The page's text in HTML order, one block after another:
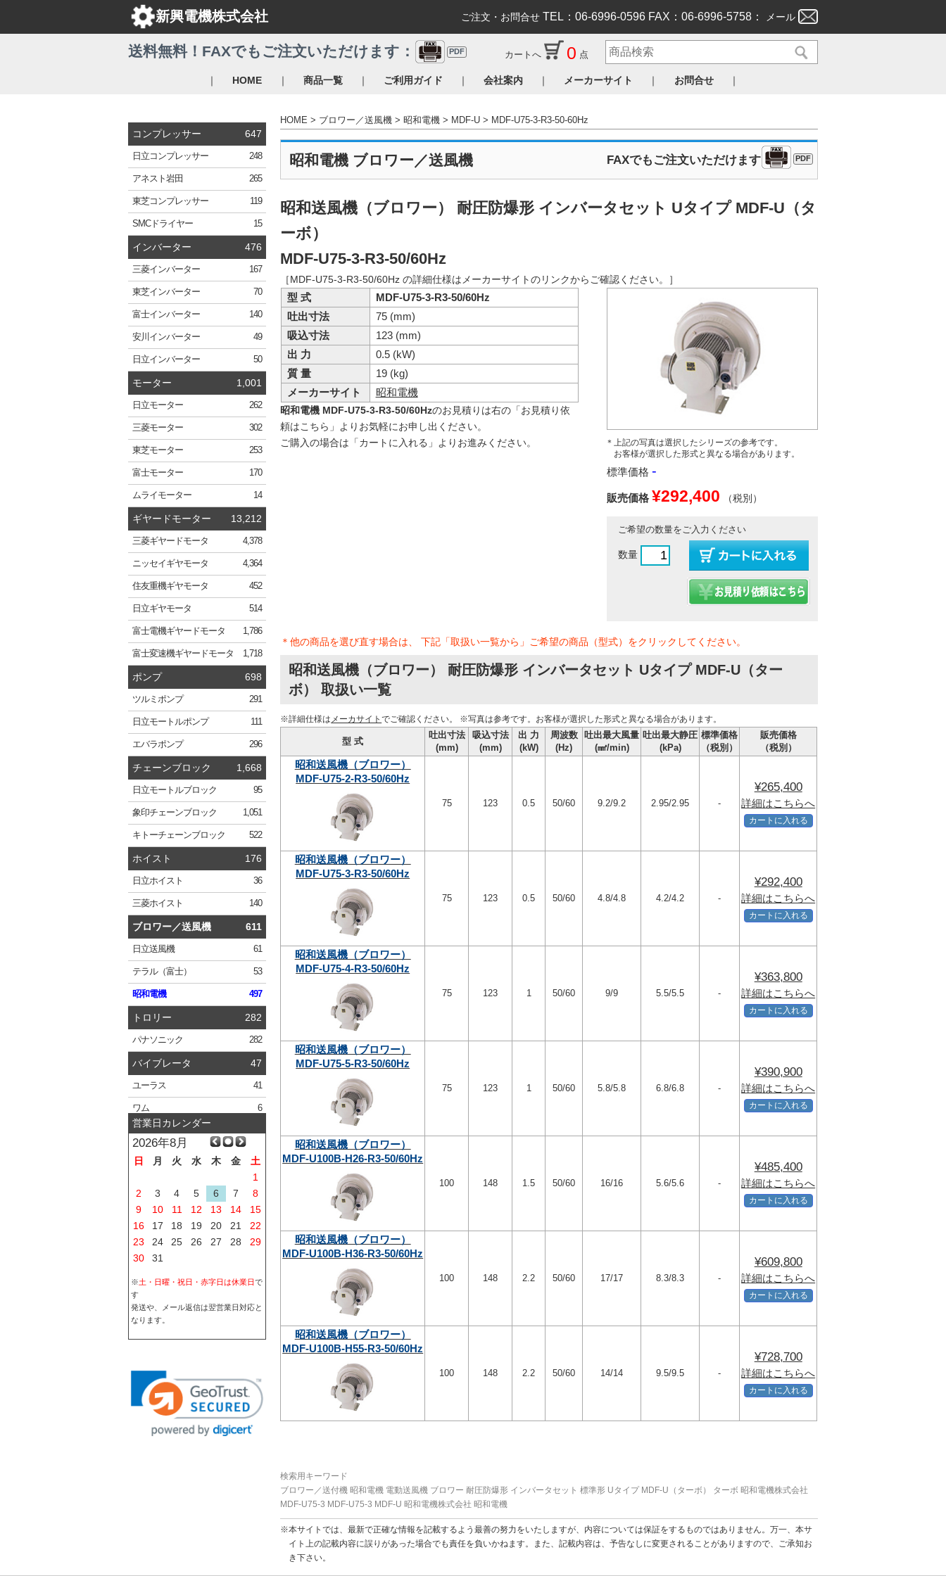
新興電機株式会社 ご注文・お問合せ TEL：06-6996-0596 FAX：06-6996-5758： メール
｜ HOME ｜ 商品一覧 ｜ ご利用ガイド ｜ 会社案内 ｜ メーカーサイト ｜ お問合せ ｜
コンプレッサー 647
日立コンプレッサー 248
アネスト岩田 265
東芝コンプレッサー 119
SMCドライヤー 15
インバーター 476
三菱インバーター 167
東芝インバーター 70
富士インバーター 140
安川 インバーター 49
日立インバーター 50
モーター 1,001
日立モーター 262
三菱モーター 302
東芝モーター 253
富士モーター 170
ムライモーター 14
ギヤードモーター 13,212
三菱ギヤードモータ 4,378
ニッセイギヤモータ 4,364
住友重機ギヤモータ 452
日立ギヤモータ 514
富士電機ギヤードモータ 1,786
富士変速機ギヤードモータ 1,718
ポンプ 698
ツルミ ポンプ 291
日立モートルポンプ 111
エバラポンプ 296
チェーンブロック 1,668
日立モートルブロック 95
象印チェーンブロック 1,051
キトーチェーンブロック 522
ホイスト 176
日立ホイスト 36
三菱ホイスト 140
ブロワー／送風機 611
日立送風機 61
テラル（富士） 53
昭和電機 497
トロリー 282
パナソニック 282
バイブレータ 47
ユーラス 41
ワム 6
営業日カレンダー
2026年8月
日 月 火 水 木 金
土
1
2
3 4 5 6 7
8
9
10 11 12 13 14
15
16
17 18 19 20 21
22
23
24 25 26 27 28
29
30
31
※土・日曜・祝日・赤字日は休業日で
す
発送や、メール返信は翌営業日対応と
なります。
送料無料！FAXでもご注文いただけます： PDF カートへ 0 点
HOME ブロワー／送風機 昭和電機 MDF-U MDF-U75-3-R3-50-60Hz
昭和電機 ブロワー／送風機 FAXでもご注文いただけます PDF
昭和送風機（ブロワー） 耐圧防爆形 インバータセット Uタイプ MDF-U（タ
ーボ）
MDF-U75-3-R3-50/60Hz
［MDF-U75-3-R3-50/60Hz の詳細仕様はメーカーサイトのリンクからご確認ください。］
＊上記の写真は選択したシリーズの参考です。
お客様が選択した形式と異なる場合があります。
標準価格 -
販売価格 ¥292,400 （税別）
ご希望の数量をご入力ください
数量
型 式
MDF-U75-3-R3-50/60Hz
吐出寸法
75 (mm)
吸込寸法
123 (mm)
出 力
0.5 (kW)
質 量
19 (kg)
メーカーサイト
昭和電機
昭和電機 MDF-U75-3-R3-50/60Hzのお見積りは右の「お見積り依
頼はこちら」よりお気軽にお申し出ください。
ご購入の場合は「カートに入れる」よりお進みください。
＊他の商品を選び直す場合は、 下記「取扱い一覧から」ご希望の商品（型式）をクリックしてください。
昭和送風機（ブロワー） 耐圧防爆形 インバータセット Uタイプ MDF-U（ター
ボ） 取扱い一覧
※詳細仕様は メーカサイトでご確認ください。 ※写真は参考です。お客様が選択した形式と異なる場合があります。
型 式
吐出寸法
(mm)
吸込寸法
(mm)
出 力
(kW)
周波数
(Hz)
吐出最大風量
(㎣/min)
吐出最大静圧
(kPa)
標準価格
（税別）
販売価格
（税別）
昭和送風機（ブロワー）
MDF-U75-2-R3-50/60Hz
75 123 0.5 50/60 9.2/9.2 2.95/2.95 -
¥265,400
詳細はこちらへ
カートに入れる
昭和送風機（ブロワー）
MDF-U75-3-R3-50/60Hz
75 123 0.5 50/60 4.8/4.8 4.2/4.2 -
¥292,400
詳細はこちらへ
カートに入れる
昭和送風機（ブロワー）
MDF-U75-4-R3-50/60Hz
75 123 1 50/60 9/9 5.5/5.5 -
¥363,800
詳細はこちらへ
カートに入れる
昭和送風機（ブロワー）
MDF-U75-5-R3-50/60Hz
75 123 1 50/60 5.8/5.8 6.8/6.8 -
¥390,900
詳細はこちらへ
カートに入れる
昭和送風機（ブロワー）
MDF-U100B-H26-R3-50/60Hz
100 148 1.5 50/60 16/16 5.6/5.6 -
¥485,400
詳細はこちらへ
カートに入れる
昭和送風機（ブロワー）
MDF-U100B-H36-R3-50/60Hz
100 148 2.2 50/60 17/17 8.3/8.3 -
¥609,800
詳細はこちらへ
カートに入れる
昭和送風機（ブロワー）
MDF-U100B-H55-R3-50/60Hz
100 148 2.2 50/60 14/14 9.5/9.5 -
¥728,700
詳細はこちらへ
カートに入れる
検索用キーワード
ブロワー／送付機 昭和電機 電動送風機 ブロワー 耐圧防爆形 インバータセット 標準形 Uタイプ MDF-U（ターボ） ターボ 昭和電機株式会社
MDF-U75-3 MDF-U75-3 MDF-U 昭和電機株式会社 昭和電機
※本サイトでは、最新で正確な情報を記載するよう最善の努力をいたしますが、内容については保証をするものではありません。万一、本サ
イト上の記載内容に誤りがあった場合でも責任を負いかねます。また、記載内容は、予告なしに変更されることがありますので、ご承知お
き下さい。